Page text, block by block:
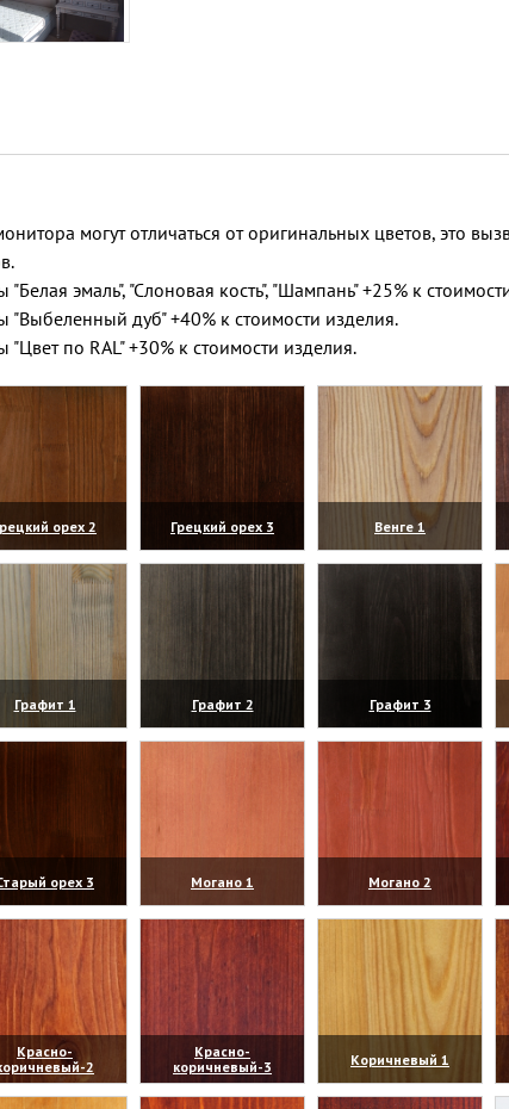
могут отличаться от оригинальных цветов, это
"Белая эмаль", "Слоновая кость", "Шампань" +25% к
"Выбеленный дуб" +40% к стоимости изделия.
"Цвет по RAL" +30% к стоимости изделия.
орех 2
(увеличить)
Грецкий орех 3
(увеличить)
Венге 1
(увеличить)
Графит 1
(увеличить)
Графит 2
(увеличить)
Графит 3
(увеличить)
орех 3
(увеличить)
Могано 1
(увеличить)
Могано 2
(увеличить)
Красно-
2
(увеличить)
Красно-
коричневый-3
(увеличить)
Коричневый 1
(увеличить)